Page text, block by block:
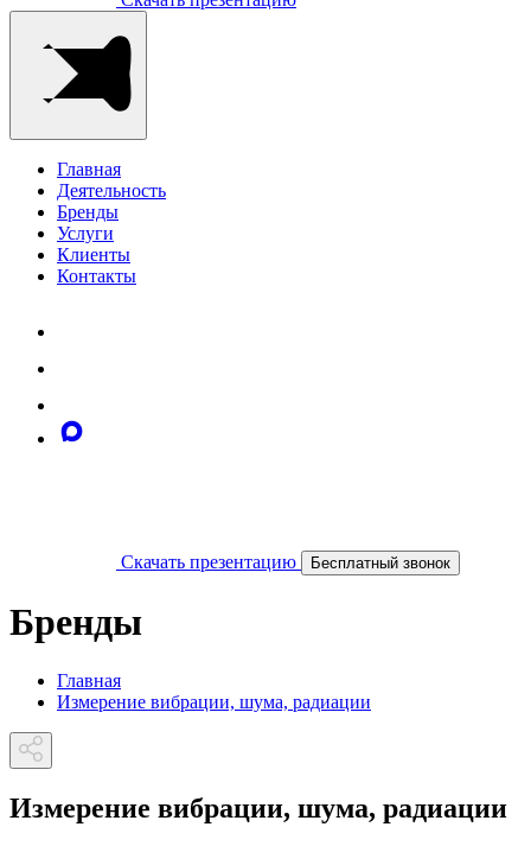
Главная
Деятельность
Бренды
Услуги
Клиенты
Контакты
Скачать презентацию Бесплатный звонок
Бренды
Главная
Измерение вибрации, шума, радиации
Измерение вибрации, шума, радиации